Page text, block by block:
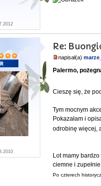
Re:
napisał(a)
Palermo,
Cieszę się, że
Tym mocnym
Pokazałam i
odrobinę więcej,
Lot mamy
ciemne i
Po czterech